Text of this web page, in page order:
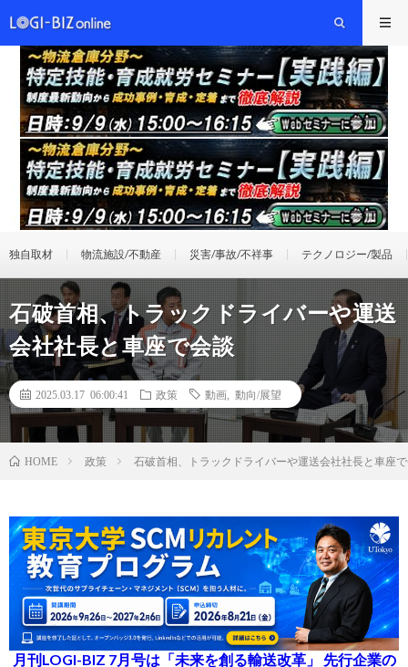
独自取材 物流施設/不動産 災害/事故/不祥事 テクノロジー/製品
石破首相、トラックドライバーや運送
会社社長と車座で会談
2025.03.17 06:00:41 政策 動画 動向/展望
HOME 政策 石破首相、トラックドライバーや運送会社社長と車座
月刊LOGI-BIZ 7月号は「未来を創る輸送改革」 先行企業の